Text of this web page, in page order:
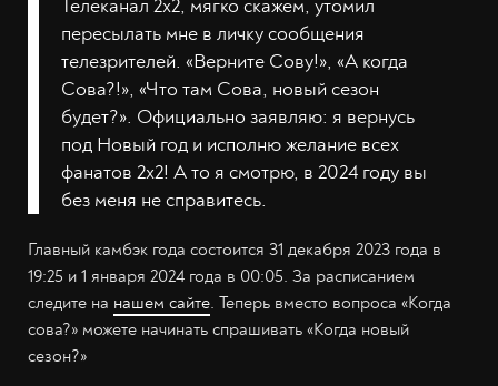
Телеканал 2х2, мягко скажем, утомил
пересылать мне в личку сообщения
телезрителей. «Верните Сову!», «А когда
Сова?!», «Что там Сова, новый сезон
будет?». Официально заявляю: я вернусь
под Новый год и исполню желание всех
фанатов 2х2! А то я смотрю, в 2024 году вы
без меня не справитесь.
Главный камбэк года состоится 31 декабря 2023 года в
19:25 и 1 января 2024 года в 00:05. За расписанием
следите на нашем сайте. Теперь вместо вопроса «Когда
сова?» можете начинать спрашивать «Когда новый
сезон?»